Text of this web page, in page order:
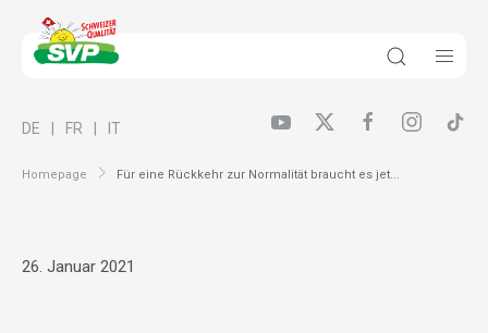
Homepage Für eine Rückkehr zur Normalität braucht es jet...
DE FR IT
26. Januar 2021